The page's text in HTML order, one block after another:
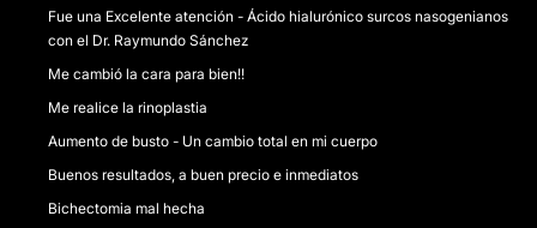
Fue una Excelente atención - Ácido hialurónico surcos nasogenianos
con el Dr. Raymundo Sánchez
Me cambió la cara para bien!!
Me realice la rinoplastia
Aumento de busto - Un cambio total en mi cuerpo
Buenos resultados, a buen precio e inmediatos
Bichectomia mal hecha